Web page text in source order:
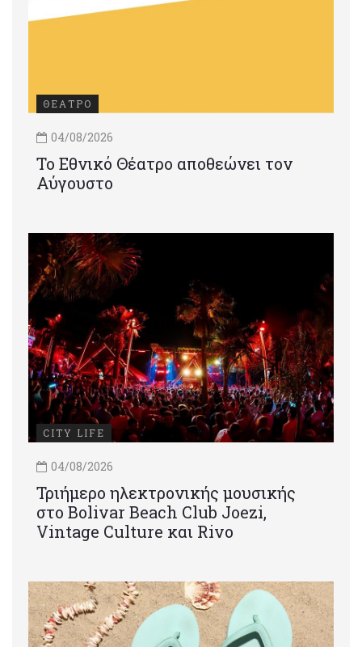
ΘΕΑΤΡΟ
04/08/2026
Το Εθνικό Θέατρο αποθεώνει τον
Αύγουστο
CITY LIFE
04/08/2026
Τριήμερο ηλεκτρονικής μουσικής
στο Bolivar Beach Club Joezi,
Vintage Culture και Rivo